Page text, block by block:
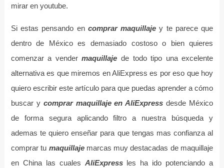
mirar en youtube.
Si estas pensando en comprar maquillaje y te parece que
dentro de México es demasiado costoso o bien quieres
comenzar a vendermaquillaje de todo tipo una excelente
alternativa es que miremos en AliExpress es por eso que hoy
quiero escribir este artículo para que puedas aprender a cómo
buscar y comprar maquillaje en AliExpressdesde México
de forma segura aplicando filtro a nuestra búsqueda y
ademas te quiero enseñar para que tengas mas confianza al
comprar tu maquillajemarcas muy destacadas de maquillaje
en China las cuales AliExpressles ha ido potenciando a